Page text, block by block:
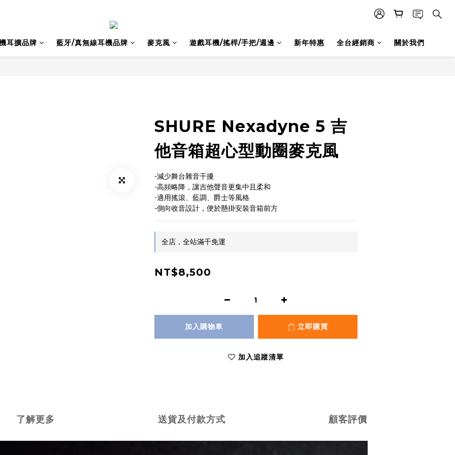
耳擴品牌 藍牙/真無線耳機品牌 麥克風 遊戲耳機/搖桿/手把/週邊 新年特惠 全台經銷商 關於我們
SHURE Nexadyne 5 吉
他音箱超心型動圈麥克風
-減少舞台雜音干擾
-高頻略降，讓吉他聲音更集中且柔和
-適用搖滾、藍調、爵士等風格
-側向收音設計，便於懸掛安裝音箱前方
全店，全站滿千免運
NT$8,500
加入購物車 立即購買
加入追蹤清單
了解更多 送貨及付款方式 顧客評價